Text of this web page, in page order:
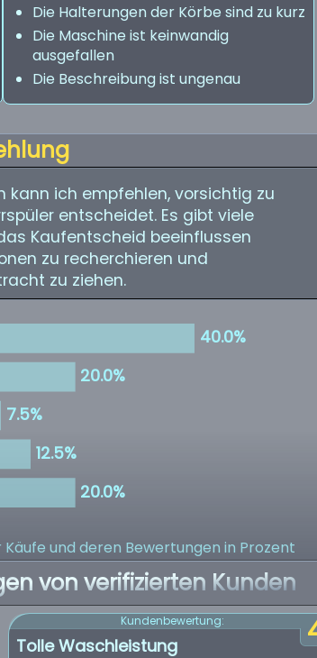
Die Halterungen der Körbe sind zu kurz
Die Maschine ist keinwandig
ausgefallen
Die Beschreibung ist ungenau
kann ich empfehlen, vorsichtig zu
entscheidet. Es gibt viele
Kaufentscheid beeinflussen
zu recherchieren und
zu ziehen.
und deren Bewertungen in Prozent
von verifizierten Kunden
Kundenbewertung:
Tolle Waschleistung